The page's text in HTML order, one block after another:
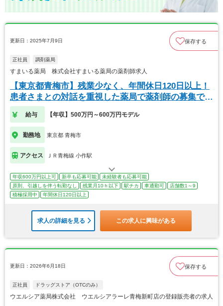
更新日：2025年7月9日 保存する
正社員 調剤薬局
すまいる薬局 株式会社すまいる薬局の薬剤師求人
【東京都青梅市】残業少なく、年間休日120日以上！
患者さまとの対話を重視した薬局で薬剤師の募集で
す。
給与 【年収】500万円～600万円モデル
勤務地 東京都 青梅市
アクセス ＪＲ青梅線 小作駅
年収600万円以上可 新卒も応募可能
未経験者も応募可能
原則、引越しを伴う転勤なし
残業月10ｈ以下 駅チカ 車通勤可
店舗数1～9
積極採用中
年間休日120日以上
求人の詳細を見る この求人に興味がある
更新日：2026年6月18日 保存する
正社員 ドラッグストア（OTCのみ）
ウエルシア薬局株式会社 ウエルシアラーレ青梅新町店の登録販売者の求人